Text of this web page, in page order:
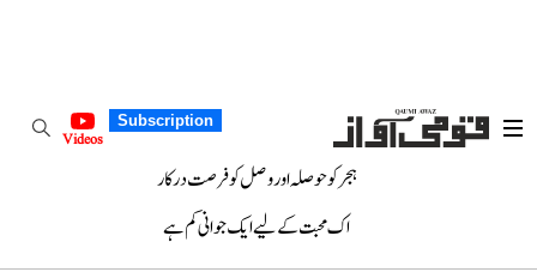
Subscription
Videos
ہجر کو حوصلہ اور وصل کو فرصت درکار
اک محبت کے لیے ایک جوانی کم ہے